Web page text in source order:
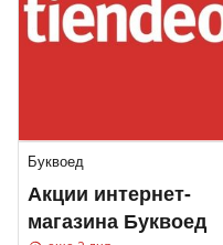
Буквоед
Акции интернет-
магазина Буквоед